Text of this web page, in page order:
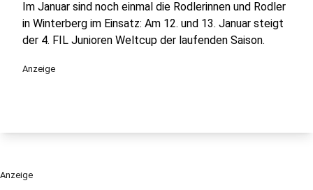
Im Januar sind noch einmal die Rodlerinnen und Rodler
in Winterberg im Einsatz: Am 12. und 13. Januar steigt
der 4. FIL Junioren Weltcup der laufenden Saison.
Anzeige
Anzeige